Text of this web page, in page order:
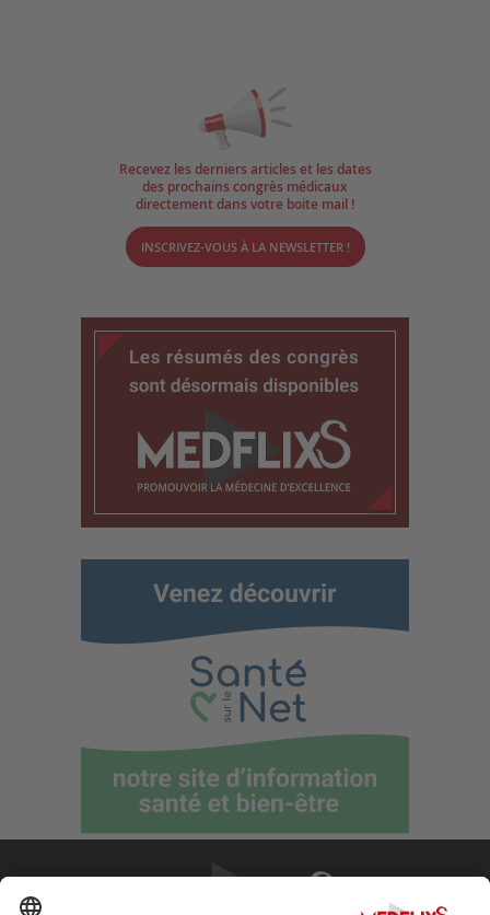
Recevez les derniers articles et les dates
des prochains congrès médicaux
directement dans votre boite mail !
INSCRIVEZ-VOUS À LA NEWSLETTER !